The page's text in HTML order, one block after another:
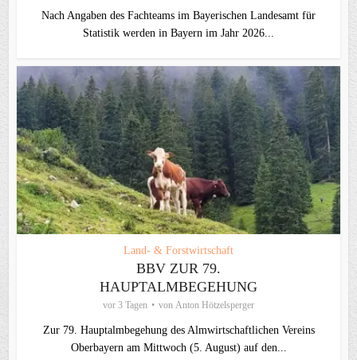
Nach Angaben des Fachteams im Bayerischen Landesamt für
Statistik werden in Bayern im Jahr 2026...
Land- & Forstwirtschaft
BBV ZUR 79.
HAUPTALMBEGEHUNG
vor 3 Tagen von Anton Hötzelsperger
Zur 79. Hauptalmbegehung des Almwirtschaftlichen Vereins
Oberbayern am Mittwoch (5. August) auf den...